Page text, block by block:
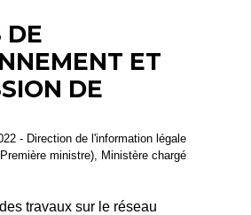
DE
ET
DE
- Direction de l'information légale
ministre), Ministère chargé
travaux sur le réseau